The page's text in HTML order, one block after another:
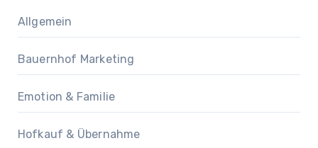
Allgemein
Bauernhof Marketing
Emotion & Familie
Hofkauf & Übernahme